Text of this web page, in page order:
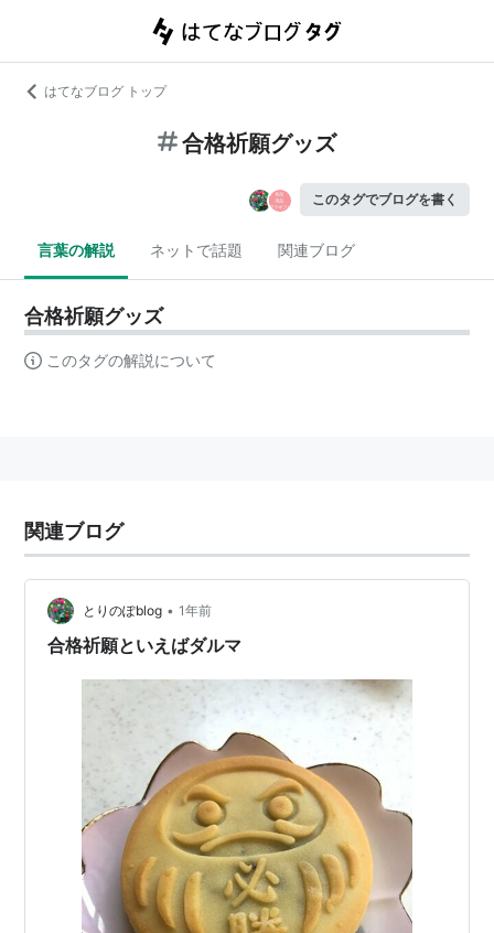
はてなブログ トップ
合格祈願グッズ
このタグでブログを書く
言葉の解説 ネットで話題 関連ブログ
合格祈願グッズ
このタグの解説について
関連ブログ
とりのぽblog • 1年前
合格祈願といえばダルマ